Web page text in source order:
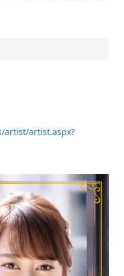
artist/artist.aspx?